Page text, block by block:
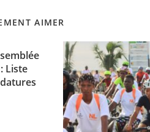
g AIMER
Liste